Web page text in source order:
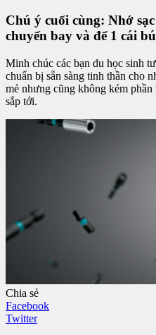
Chú ý cuối cùng: Nhớ
chuyến bay và để 1 cái
Minh chúc các bạn du học sinh
chuẩn bị sẵn sàng tinh thần cho
mẻ nhưng cũng không kém
sắp tới.
Chia sẻ
Facebook
Twitter